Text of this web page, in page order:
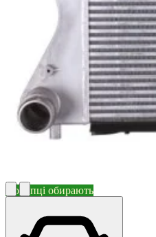
Покупці обирають